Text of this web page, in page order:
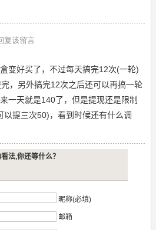
复该留言
变好买了，不过每天搞完12次(一轮)
，另外搞完12次之后还可以再搞一轮
一天就是140了，但是提现还是限制
以提三次50)，看到时候还有什么调
法,你还等什么？
昵称(必填)
邮箱